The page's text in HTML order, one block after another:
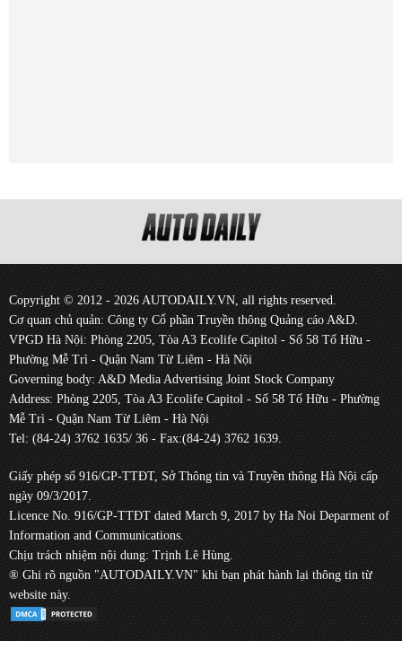
Copyright © 2012 - 2026 AUTODAILY.VN, all rights reserved.
Cơ quan chủ quản: Công ty Cổ phần Truyền thông Quảng cáo A&D.
VPGD Hà Nội: Phòng 2205, Tòa A3 Ecolife Capitol - Số 58 Tố Hữu -
Phường Mễ Trì - Quận Nam Từ Liêm - Hà Nội
Governing body: A&D Media Advertising Joint Stock Company
Address: Phòng 2205, Tòa A3 Ecolife Capitol - Số 58 Tố Hữu - Phường
Mễ Trì - Quận Nam Từ Liêm - Hà Nội
Tel: (84-24) 3762 1635/ 36 - Fax:(84-24) 3762 1639.
Giấy phép số 916/GP-TTĐT, Sở Thông tin và Truyền thông Hà Nội cấp
ngày 09/3/2017.
Licence No. 916/GP-TTĐT dated March 9, 2017 by Ha Noi Deparment of
Information and Communications.
Chịu trách nhiệm nội dung: Trịnh Lê Hùng.
® Ghi rõ nguồn "AUTODAILY.VN" khi bạn phát hành lại thông tin từ
website này.